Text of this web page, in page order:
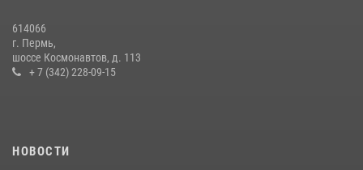
30 июля 2026, 05:19
614066
г. Пермь,
шоссе Космонавтов, д. 113
+ 7 (342) 228-09-15
НОВОСТИ